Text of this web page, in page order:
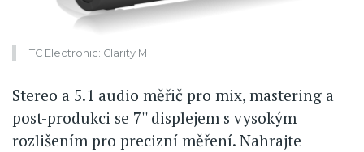
TC Electronic: Clarity M
Stereo a 5.1 audio měřič pro mix, mastering a
post-produkci se 7'' displejem s vysokým
rozlišením pro precizní měření. Nahrajte